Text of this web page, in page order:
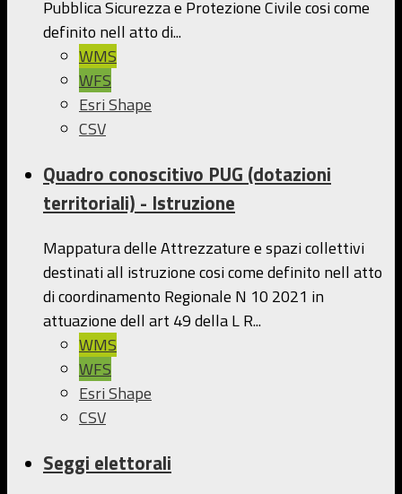
Pubblica Sicurezza e Protezione Civile cosi come
definito nell atto di...
WMS
WFS
Esri Shape
CSV
Quadro conoscitivo PUG (dotazioni
territoriali) - Istruzione
Mappatura delle Attrezzature e spazi collettivi
destinati all istruzione cosi come definito nell atto
di coordinamento Regionale N 10 2021 in
attuazione dell art 49 della L R...
WMS
WFS
Esri Shape
CSV
Seggi elettorali